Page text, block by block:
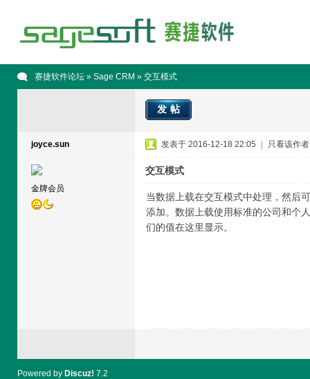
赛捷软件论坛» Sage CRM » 交互模式
发帖
joyce.sun
金牌会员
发表于 2016-12-18 22:05 只看该作者
交互模式
当数据上载在交互模式中处理，然后
添加。数据上载使用标准的公司和个
们的值在这里显示。
Powered by Discuz! 7.2